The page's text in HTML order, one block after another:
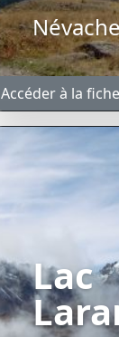
Accéder à la
Lac